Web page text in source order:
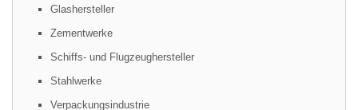
Glashersteller
Zementwerke
Schiffs- und Flugzeughersteller
Stahlwerke
Verpackungsindustrie